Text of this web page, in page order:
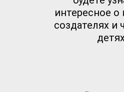
интересное о
создателях и